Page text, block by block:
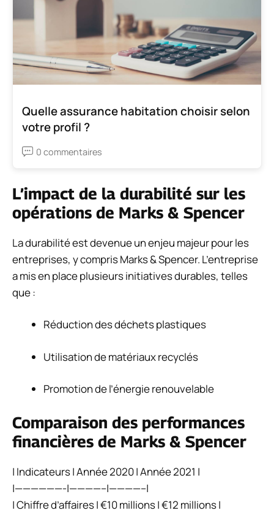
Quelle assurance habitation choisir selon
votre profil ?
0 commentaires
L’impact de la durabilité sur les
opérations de Marks & Spencer
La durabilité est devenue un enjeu majeur pour les
entreprises, y compris Marks & Spencer. L’entreprise
a mis en place plusieurs initiatives durables, telles
que :
Réduction des déchets plastiques
Utilisation de matériaux recyclés
Promotion de l’énergie renouvelable
Comparaison des performances
financières de Marks & Spencer
| Indicateurs | Année 2020 | Année 2021 |
|——————-|————–|————–|
| Chiffre d’affaires | €10 millions | €12 millions |